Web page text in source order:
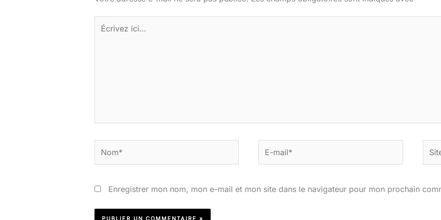
Écrivez
ici…
mail*
Enregistrer mon nom, mon e-mail et mon site dans le navigateur pour mon prochain